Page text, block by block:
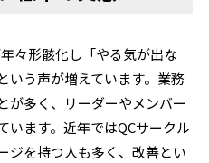
々形骸化し「やる気が出な
いう声が増えています。業務
が多く、リーダーやメンバー
います。近年ではQCサークル
ジを持つ人も多く、改善とい